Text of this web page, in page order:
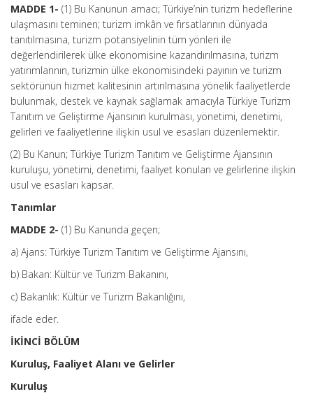
MADDE 1- (1) Bu Kanunun amacı; Türkiye’nin turizm hedeflerine
ulaşmasını teminen; turizm imkân ve fırsatlarının dünyada
tanıtılmasına, turizm potansiyelinin tüm yönleri ile
değerlendirilerek ülke ekonomisine kazandırılmasına, turizm
yatırımlarının, turizmin ülke ekonomisindeki payının ve turizm
sektörünün hizmet kalitesinin artırılmasına yönelik faaliyetlerde
bulunmak, destek ve kaynak sağlamak amacıyla Türkiye Turizm
Tanıtım ve Geliştirme Ajansının kurulması, yönetimi, denetimi,
gelirleri ve faaliyetlerine ilişkin usul ve esasları düzenlemektir.
(2) Bu Kanun; Türkiye Turizm Tanıtım ve Geliştirme Ajansının
kuruluşu, yönetimi, denetimi, faaliyet konuları ve gelirlerine ilişkin
usul ve esasları kapsar.
Tanımlar
MADDE 2- (1) Bu Kanunda geçen;
a) Ajans: Türkiye Turizm Tanıtım ve Geliştirme Ajansını,
b) Bakan: Kültür ve Turizm Bakanını,
c) Bakanlık: Kültür ve Turizm Bakanlığını,
ifade eder.
İKİNCİ BÖLÜM
Kuruluş, Faaliyet Alanı ve Gelirler
Kuruluş